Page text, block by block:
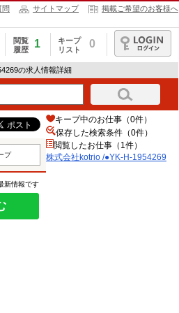
問 サイトマップ 掲載ご希望のお客様へ
閲覧
履歴
1
キープ
リスト
0
ログイン
の求人情報詳細
プ
新情報です
キープ中のお仕事（0件）
保存した検索条件（0件）
閲覧したお仕事（1件）
株式会社kotrio /●YK-H-1954269